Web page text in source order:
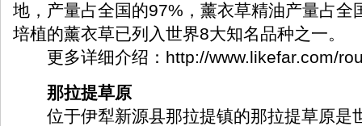
地，产量占全国的97%，薰衣草精油产量占全
培植的薰衣草已列入世界8大知名品种之一。
更多详细介绍： http://www.likefar.com/
那拉提草原
位于伊犁新源县那拉提镇的那拉提草原是